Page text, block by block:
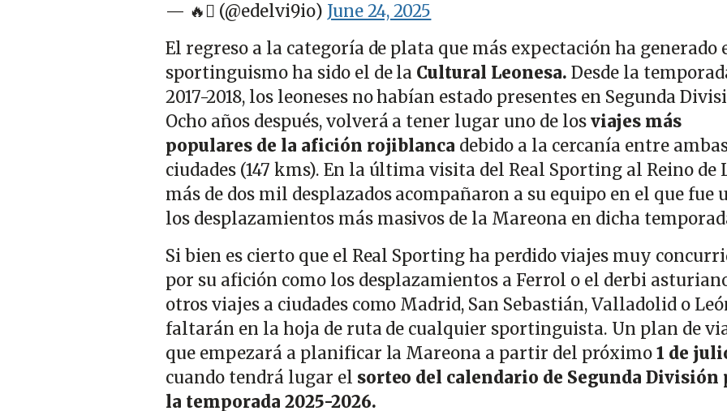
— 🔥 (@edelvi9io) June 24, 2025
El regreso a la categoría de plata que más expectación ha generado
sportinguismo ha sido el de la Cultural Leonesa. Desde la
2017-2018, los leoneses no habían estado presentes en Segunda
Ocho años después, volverá a tener lugar uno de losviajes más
populares de la afición rojiblanca debido a la cercanía entre
ciudades (147 kms). En la última visita del Real Sporting al Reino de
más de dos mil desplazados acompañaron a su equipo en el que fue
los desplazamientos más masivos de la Mareona en dicha
Si bien es cierto que el Real Sporting ha perdido viajes muy
por su afición como los desplazamientos a Ferrol o el derbi
otros viajes a ciudades como Madrid, San Sebastián, Valladolid o
faltarán en la hoja de ruta de cualquier sportinguista. Un plan de
que empezará a planificar la Mareona a partir del próximo1 de
cuando tendrá lugar el sorteo del calendario de Segunda División
la temporada 2025-2026.